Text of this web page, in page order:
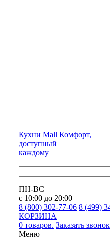
Кухни Mall Комфорт,
доступный
каждому
ПН-ВС
с 10:00 до 20:00
8 (800) 302-77-06 8 (499)
КОРЗИНА
0 товаров. Заказать звонок
Меню